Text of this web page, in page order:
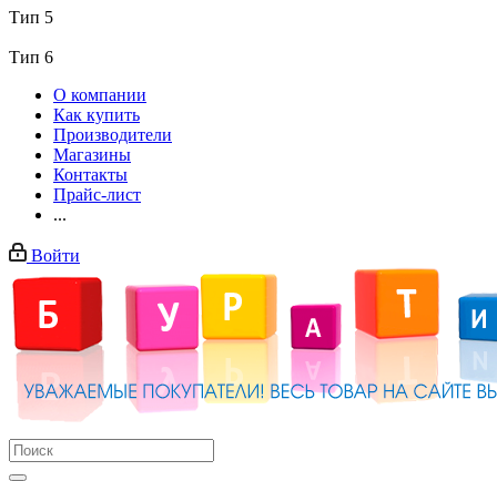
Тип 5
Тип 6
О компании
Как купить
Производители
Магазины
Контакты
Прайс-лист
...
Войти